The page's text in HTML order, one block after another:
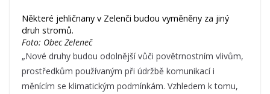
Některé jehličnany v Zelenči budou vyměněny za jiný
druh stromů.
Foto: Obec Zeleneč
„Nové druhy budou odolnější vůči povětrnostním vlivům,
prostředkům používaným při údržbě komunikací i
měnícím se klimatickým podmínkám. Vzhledem k tomu,